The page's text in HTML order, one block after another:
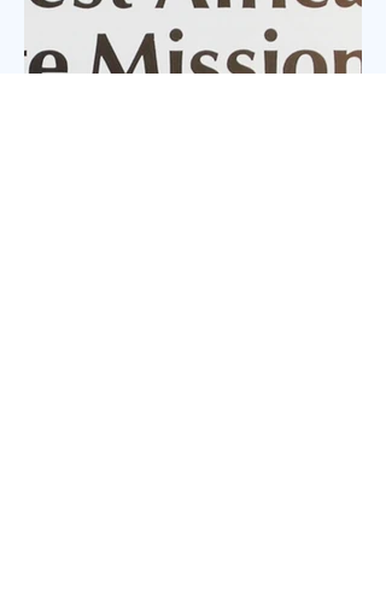
예수님은 빌라도와 헬
라어로 대화했을까
요?
정
화
신